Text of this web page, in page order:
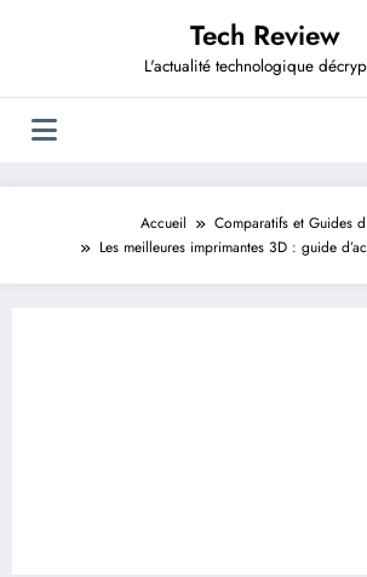
Tech Review
L'actualité technologique
Accueil
Comparatifs et Guides
Les meilleures imprimantes 3D : guide